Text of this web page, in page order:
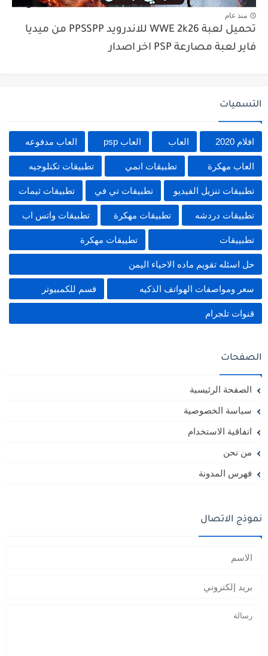
منذ عام
تحميل لعبة WWE 2k26 للاندرويد PPSSPP من ميديا
فاير لعبة مصارعة PSP اخر اصدار
التسميات
افلام 2020 العاب العاب psp العاب مدفوعه
العاب مهكرة تطبيقات انمي تطبيقات تكنلوجيه
تطبيقات تنزيل الفيديو تطبيقات تي في تطبيقات ثيمات
تطبيقات دردشه تطبيقات مهكرة تطبيقات واتس اب
تطبييقات تطييقات مهكرة
حل اسئله تقويم ماده الاحياء اليمن
سعر ومواصفات الهواتف الذكيه قسم للكمبيوتر
قنوات تلجرام
الصفحات
الصفحة الرئيسية
سياسة الخصوصية
اتفاقية الاستخدام
من نحن
فهرس المدونة
نموذج الاتصال